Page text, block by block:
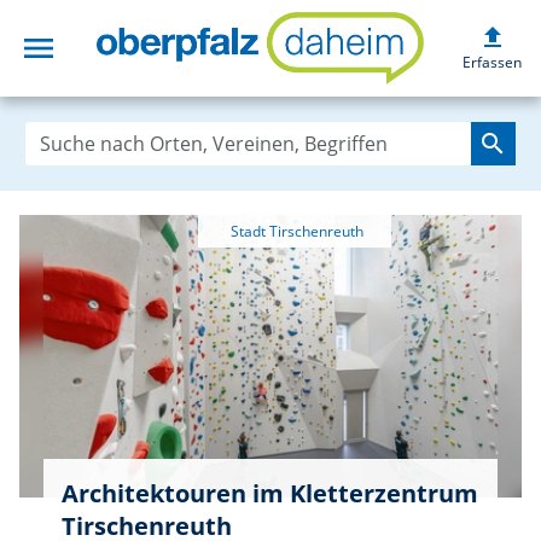
menu upload
Erfassen
search
Stadt Tirschenreuth
Architektouren im Kletterzentrum
Tirschenreuth